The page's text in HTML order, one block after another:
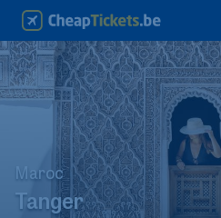
Maroc
Tanger